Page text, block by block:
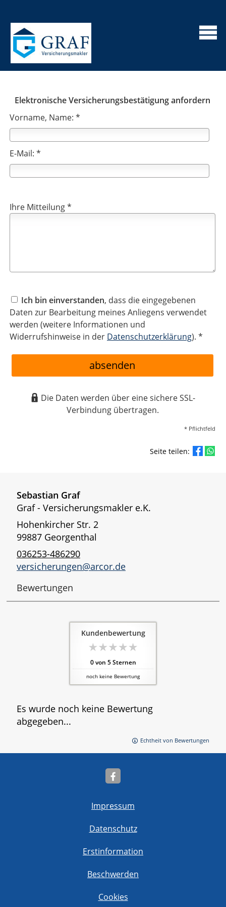
Elektronische Versicherungsbestätigung anfordern
Vorname, Name: *
E-Mail: *
Ihre Mitteilung *
Ich bin einverstanden, dass die eingegebenen
Daten zur Bearbeitung meines Anliegens verwendet
werden (weitere Informationen und
Widerrufshinweise in der Datenschutzerklärung). *
absenden
Die Daten werden über eine sichere SSL-
Verbindung übertragen.
* Pflichtfeld
Seite teilen:
Sebastian Graf
Graf - Versicherungsmakler e.K.
Hohenkircher Str. 2
99887 Georgenthal
036253-486290
versicherungen@arcor.de
Bewertungen
Kundenbewertung
0von 5Sternen
noch keine Bewertung
Es wurde noch keine Bewertung
abgegeben...
Echtheit von Bewertungen
Impressum
Datenschutz
Erstinformation
Beschwerden
Cookies